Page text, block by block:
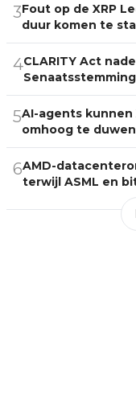
3Fout op de XRP
duur komen te
4CLARITY Act
Senaatsstemming
5AI-agents kunnen
omhoog te duwen
6AMD-
terwijl ASML en